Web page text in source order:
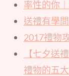
率性的你
送禮有學
2017禮物
【七夕送
禮物的五